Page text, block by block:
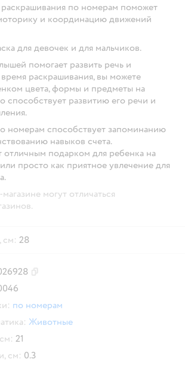
по номерам поможет
и координацию движений
для девочек и для мальчиков.
помогает развить речь и
раскрашивания, вы можете
цвета, формы и предметы на
способствует развитию его речи и
номерам способствует запоминанию
навыков счета.
отличным подарком для ребенка на
просто как приятное увлечение для
могут отличаться
см: 28
по номерам
Животные
21
см: 0.3